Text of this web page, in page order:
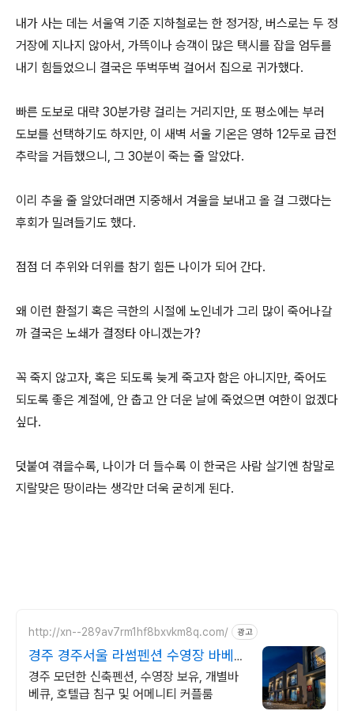
내가 사는 데는 서울역 기준 지하철로는 한 정거장, 버스로는 두 정
거장에 지나지 않아서, 가뜩이나 승객이 많은 택시를 잡을 엄두를
내기 힘들었으니 결국은 뚜벅뚜벅 걸어서 집으로 귀가했다.
빠른 도보로 대략 30분가량 걸리는 거리지만, 또 평소에는 부러
도보를 선택하기도 하지만, 이 새벽 서울 기온은 영하 12두로 급전
추락을 거듭했으니, 그 30분이 죽는 줄 알았다.
이리 추울 줄 알았더래면 지중해서 겨울을 보내고 올 걸 그랬다는
후회가 밀려들기도 했다.
점점 더 추위와 더위를 참기 힘든 나이가 되어 간다.
왜 이런 환절기 혹은 극한의 시절에 노인네가 그리 많이 죽어나갈
까 결국은 노쇄가 결정타 아니겠는가?
꼭 죽지 않고자, 혹은 되도록 늦게 죽고자 함은 아니지만, 죽어도
되도록 좋은 계절에, 안 춥고 안 더운 날에 죽었으면 여한이 없겠다
싶다.
덧붙여 겪을수록, 나이가 더 들수록 이 한국은 사람 살기엔 참말로
지랄맞은 땅이라는 생각만 더욱 굳히게 된다.
http://xn--289av7rm1hf8bxvkm8q.com/ 광고
경주 경주서울 라썸펜션 수영장 바베큐
스파펜션
경주 모던한 신축펜션, 수영장 보유, 개별바
베큐, 호텔급 침구 및 어메니티 커플룸